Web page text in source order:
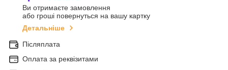
Ви отримаєте замовлення
або гроші повернуться на вашу картку
Детальніше
Післяплата
Оплата за реквізитами